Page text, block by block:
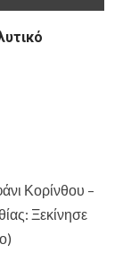
Κορίνθου –
Ξεκίνησε